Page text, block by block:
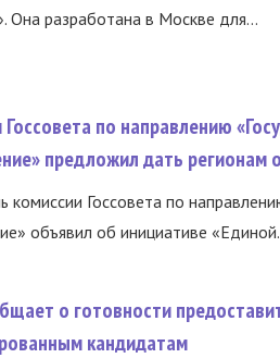
разработана в Москве для...
по направлению
предложил дать регионам
Госсовета по
объявил об инициативе
о готовности
кандидатам